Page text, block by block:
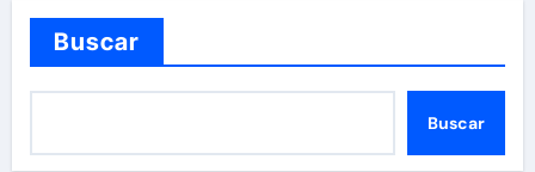
Buscar
Buscar